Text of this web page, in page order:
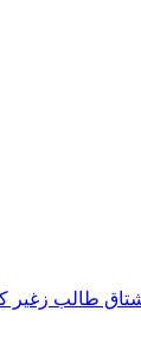
طالب زغير